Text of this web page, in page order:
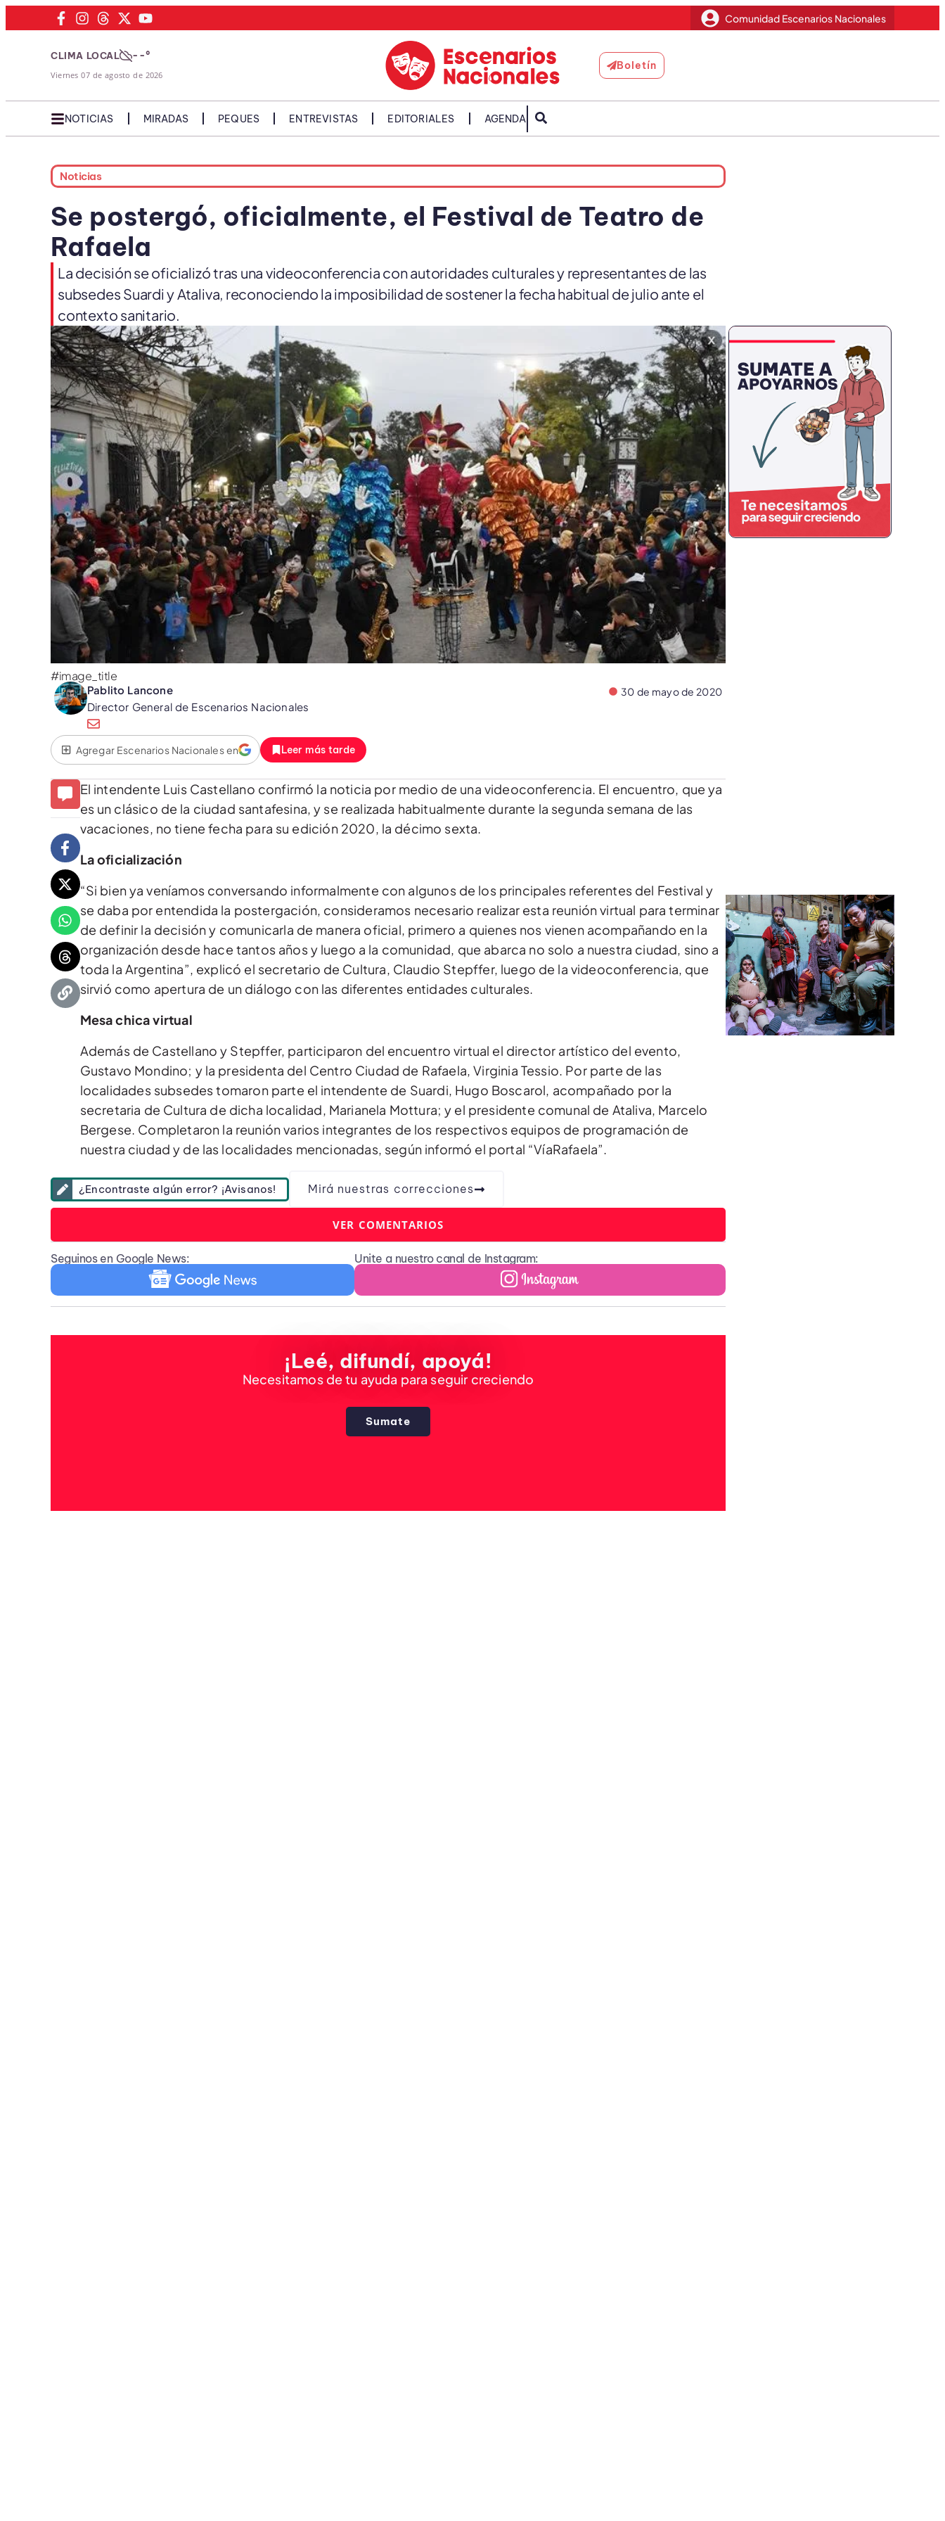
Comunidad Escenarios Nacionales
CLIMA LOCAL --°
Viernes 07 de agosto de 2026
Boletín
NOTICIAS MIRADAS PEQUES ENTREVISTAS EDITORIALES AGENDA
Noticias
Se postergó, oficialmente, el Festival de Teatro de
Rafaela
La decisión se oficializó tras una videoconferencia con autoridades culturales y representantes de las
subsedes Suardi y Ataliva, reconociendo la imposibilidad de sostener la fecha habitual de julio ante el
contexto sanitario.
#image_title
Pablito Lancone
Director General de Escenarios Nacionales
30 de mayo de 2020
Agregar Escenarios Nacionales en Leer más tarde
El intendente Luis Castellano confirmó la noticia por medio de una videoconferencia. El encuentro, que ya
es un clásico de la ciudad santafesina, y se realizada habitualmente durante la segunda semana de las
vacaciones, no tiene fecha para su edición 2020, la décimo sexta.
La oficialización
“Si bien ya veníamos conversando informalmente con algunos de los principales referentes del Festival y
se daba por entendida la postergación, consideramos necesario realizar esta reunión virtual para terminar
de definir la decisión y comunicarla de manera oficial, primero a quienes nos vienen acompañando en la
organización desde hace tantos años y luego a la comunidad, que abarca no solo a nuestra ciudad, sino a
toda la Argentina”, explicó el secretario de Cultura, Claudio Stepffer, luego de la videoconferencia, que
sirvió como apertura de un diálogo con las diferentes entidades culturales.
Mesa chica virtual
Además de Castellano y Stepffer, participaron del encuentro virtual el director artístico del evento,
Gustavo Mondino; y la presidenta del Centro Ciudad de Rafaela, Virginia Tessio. Por parte de las
localidades subsedes tomaron parte el intendente de Suardi, Hugo Boscarol, acompañado por la
secretaria de Cultura de dicha localidad, Marianela Mottura; y el presidente comunal de Ataliva, Marcelo
Bergese. Completaron la reunión varios integrantes de los respectivos equipos de programación de
nuestra ciudad y de las localidades mencionadas, según informó el portal “VíaRafaela”.
¿Encontraste algún error? ¡Avisanos! Mirá nuestras correcciones
VER COMENTARIOS
Seguinos en Google News: Unite a nuestro canal de Instagram:
¡Leé, difundí, apoyá!
Necesitamos de tu ayuda para seguir creciendo
Sumate